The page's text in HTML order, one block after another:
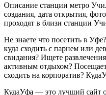
Описание станции метро
создания, дата открытия,
проходят в близи станции
Не знаете что посетить в
куда сходить с парнем или
свидания? Ищете
активным отдыхом?
сходить на корпоратив?
КудаУфа — это лучший сайт